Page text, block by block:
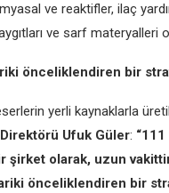
ve reaktifler, ilaç
ve sarf materyalleri
önceliklendiren bir
yerli kaynaklarla
Ufuk Güler:
şirket olarak, uzun
önceliklendiren bir